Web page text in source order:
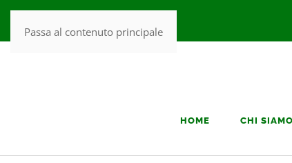
Passa al contenuto principale
HOME CHI SIAMO